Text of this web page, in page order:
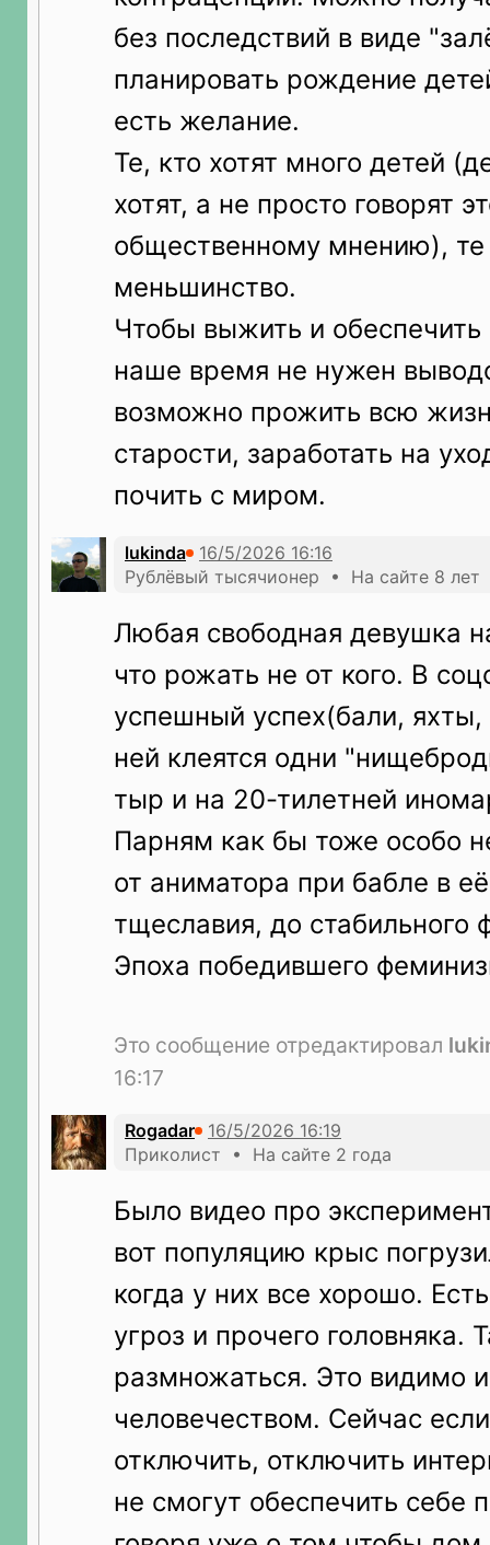
без последствий в виде
планировать рождение
есть желание.
Те, кто хотят много детей
хотят, а не просто говорят
общественному мнению),
меньшинство.
Чтобы выжить и обеспечить
наше время не нужен
возможно прожить всю
старости, заработать на
почить с миром.
lukinda
Рублёвый тысячионер • На сайте 8 лет
Любая свободная девушка
что рожать не от кого. В
успешный успех(бали,
ней клеятся одни
тыр и на 20-тилетней
Парням как бы тоже особо
от аниматора при бабле в
тщеславия, до стабильного
Эпоха победившего
Это сообщение отредактировал
16:17
Rogadar
Приколист • На сайте 2 года
Было видео про
вот популяцию крыс
когда у них все хорошо.
угроз и прочего головняка.
размножаться. Это видимо
человечеством. Сейчас
отключить, отключить
не смогут обеспечить себе